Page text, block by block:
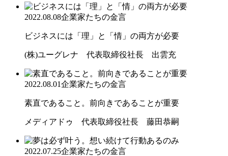
2022.08.08企業家たちの金言
ビジネスには「理」と「情」の両方が必要
(株)ユーグレナ 代表取締役社長 出雲充
2022.08.01企業家たちの金言
素直であること。前向きであることが重要
メディアドゥ 代表取締役社長 藤田恭嗣
2022.07.25企業家たちの金言